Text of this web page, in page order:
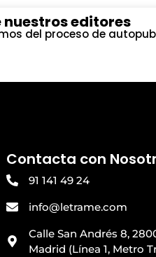
nuestros editores
del proceso de
Contacta con
91 141 49 24
info@letrame.com
Calle San Andrés 8,
Madrid (Línea 1, Metro